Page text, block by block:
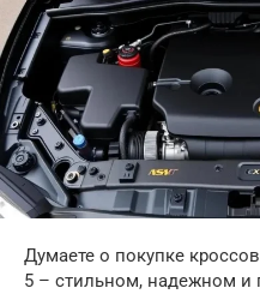
Думаете о покупке
5 – стильном, надежном и